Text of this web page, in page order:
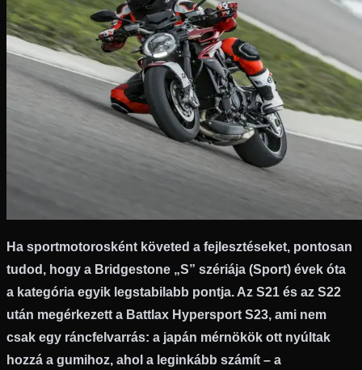
Ha sportmotorosként követed a fejlesztéseket, pontosan
tudod, hogy a Bridgestone „S” szériája (Sport) évek óta
a kategória egyik legstabilabb pontja. Az S21 és az S22
után megérkezett a Battlax Hypersport S23, ami nem
csak egy ráncfelvarrás: a japán mérnökök ott nyúltak
hozzá a gumihoz, ahol a leginkább számít – a